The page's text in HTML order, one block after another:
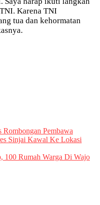
Karena TNI
tua dan kehormatan
Pembawa
Sinjai Kawal Ke Lokasi
100 Rumah Warga Di Wajo